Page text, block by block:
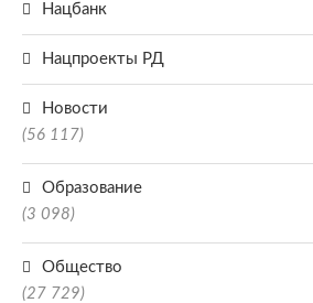
Нацбанк
Нацпроекты РД
Новости
(56 117)
Образование
(3 098)
Общество
(27 729)